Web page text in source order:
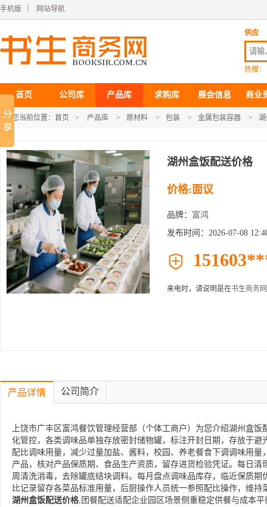
手机版 网站导航
供应
热搜：
首页 公司库 产品库 求购库 展会信息 商业
您当前位置： 首页 > 产品库 > 原材料 > 包装 > 金属包装容器 >
湖州盒饭配送价格
价格:面议
品牌： 富鸿
发布时间：2026-07-08

来电时，请说明是在书生商务网
产品详情 公司简介
上饶市广丰区富鸿餐饮管理经营部（个体工商户）为您介绍湖州盒
化管控，各类调味品单独存放密封储物罐，标注开封日期，存放于
配比调味用量，减少过量加盐、酱料，校园、养老餐食下调调味用
产品，核对产品保质期、食品生产资质，留存进货检验凭证。每日
周清洗消毒，去除罐底结块调料。每月盘点调味品库存，临近保质
比记录留存各菜品标准用量，后厨操作人员统一参照配比操作，维
湖州盒饭配送价格,团餐配送适配企业园区场景侧重稳定供餐与成本